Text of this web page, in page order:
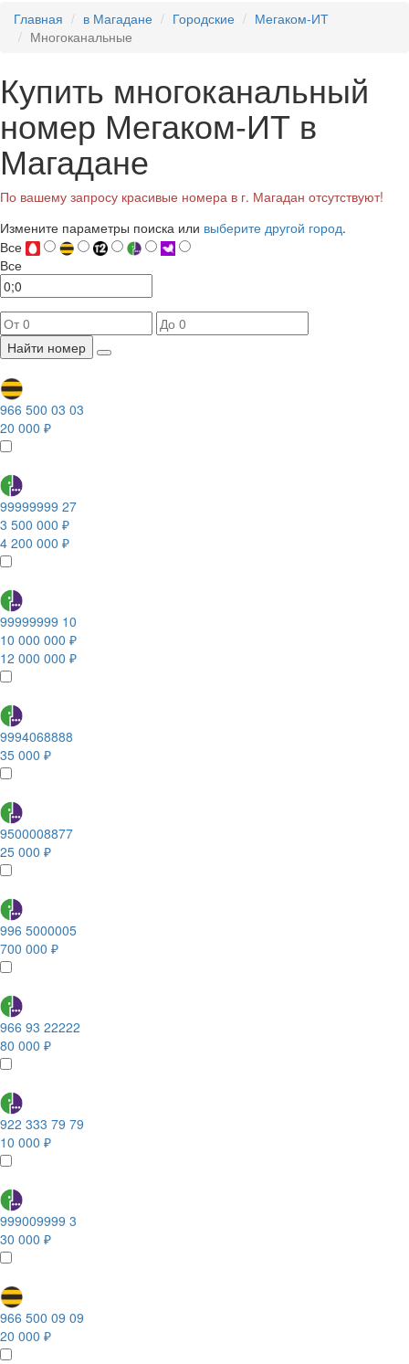
Главная в Магадане Городские
Мегаком-ИТ
Многоканальные
Купить многоканальный
номер Мегаком-ИТ в
Магадане
По вашему запросу красивые номера в г. Магадан отсутствуют!
Измените параметры поиска или выберите другой город.
Все
Все
Найти номер
966 500 03 03
20 000 ₽
99999999 27
3 500 000 ₽
4 200 000 ₽
99999999 10
10 000 000 ₽
12 000 000 ₽
9994068888
35 000 ₽
9500008877
25 000 ₽
996 5000005
700 000 ₽
966 93 22222
80 000 ₽
922 333 79 79
10 000 ₽
999009999 3
30 000 ₽
966 500 09 09
20 000 ₽